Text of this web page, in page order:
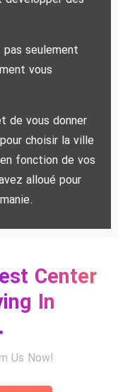
pas seulement
vous
de vous donner
choisir la ville
fonction de vos
alloué pour
Center
In
Us Now!